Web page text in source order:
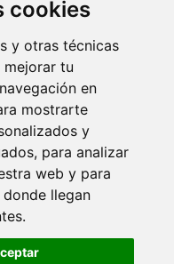
cookies
y otras técnicas
tu
en
mostrarte
y
para analizar
web y para
llegan
ACEPTADOS
🍪